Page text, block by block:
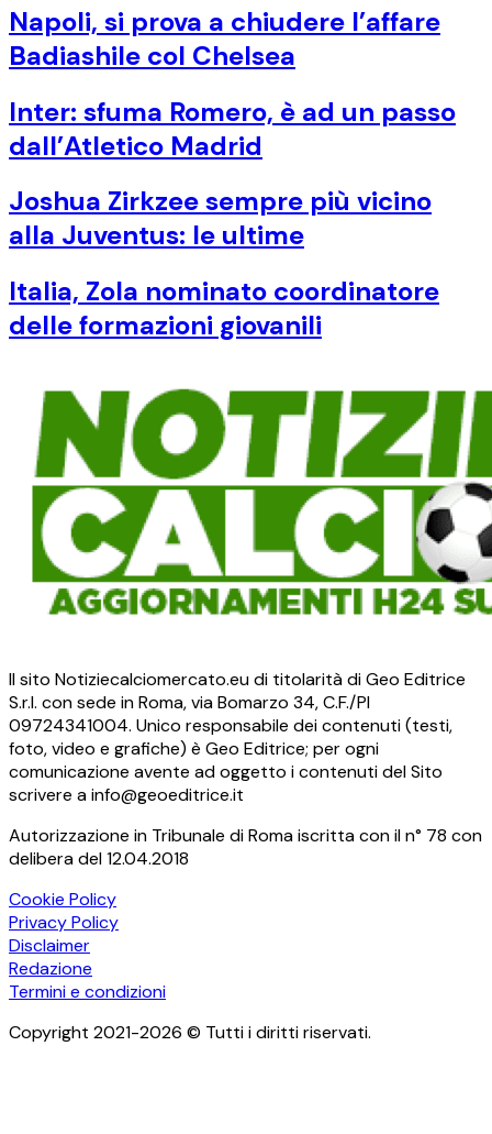
Napoli, si prova a chiudere l’affare
Badiashile col Chelsea
Inter: sfuma Romero, è ad un passo
dall’Atletico Madrid
Joshua Zirkzee sempre più vicino
alla Juventus: le ultime
Italia, Zola nominato coordinatore
delle formazioni giovanili
Il sito Notiziecalciomercato.eu di titolarità di Geo Editrice
S.r.l. con sede in Roma, via Bomarzo 34, C.F./PI
09724341004. Unico responsabile dei contenuti (testi,
foto, video e grafiche) è Geo Editrice; per ogni
comunicazione avente ad oggetto i contenuti del Sito
scrivere a info@geoeditrice.it
Autorizzazione in Tribunale di Roma iscritta con il n° 78 con
delibera del 12.04.2018
Cookie Policy
Privacy Policy
Disclaimer
Redazione
Termini e condizioni
Copyright 2021-2026 © Tutti i diritti riservati.